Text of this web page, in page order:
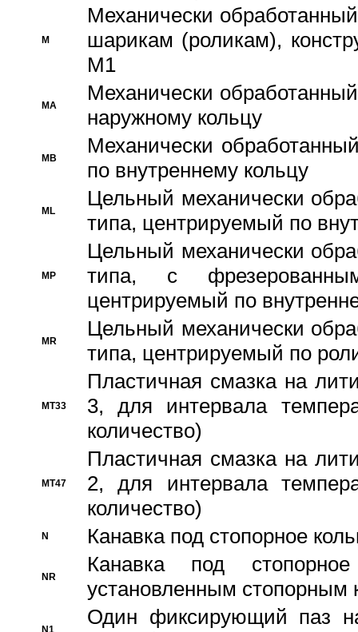
M
Механически
шарикам (роликам),
M1
MA
Механически
наружному кольцу
MB
Механически
по внутреннему кольцу
ML
Цельный механически
типа, центрируемый по
MP
Цельный механически
типа, с
центрируемый по
MR
Цельный механически
типа, центрируемый по
MT33
Пластичная смазка на
3, для интервала
количество)
MT47
Пластичная смазка на
2, для интервала
количество)
N Канавка под стопорное
NR
Канавка под
установленным стопорным
N1
Один фиксирующий паз